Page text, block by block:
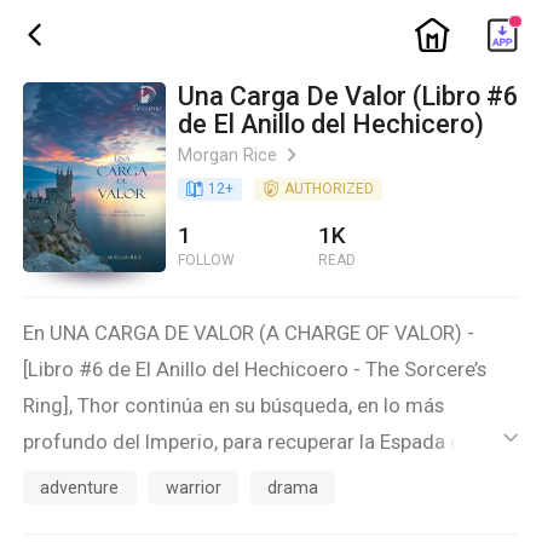
ic_back ic_home
Una Carga De Valor (Libro #6
de El Anillo del Hechicero)
Morgan Rice ic_arrow_right
book_age 12+ detail_authorized AUTHORIZED
1
FOLLOW
1K
READ
En UNA CARGA DE VALOR (A CHARGE OF VALOR) -
[Libro #6 de El Anillo del Hechicoero - The Sorcere’s
Ring], Thor continúa en su búsqueda, en lo más
profundo del Imperio, para recuperar la Espada del
Destino robada, y salvar el Anillo. Mientras él y sus
ic_default
adventure warrior drama